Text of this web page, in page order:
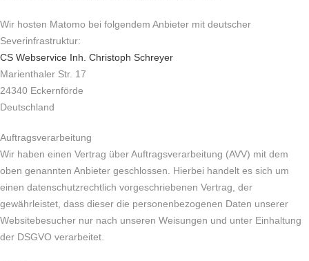
Wir hosten Matomo bei folgendem Anbieter mit deutscher
Severinfrastruktur:
CS Webservice Inh. Christoph Schreyer
Marienthaler Str. 17
24340 Eckernförde
Deutschland
Auftragsverarbeitung
Wir haben einen Vertrag über Auftragsverarbeitung (AVV) mit dem
oben genannten Anbieter geschlossen. Hierbei handelt es sich um
einen datenschutzrechtlich vorgeschriebenen Vertrag, der
gewährleistet, dass dieser die personenbezogenen Daten unserer
Websitebesucher nur nach unseren Weisungen und unter Einhaltung
der DSGVO verarbeitet.